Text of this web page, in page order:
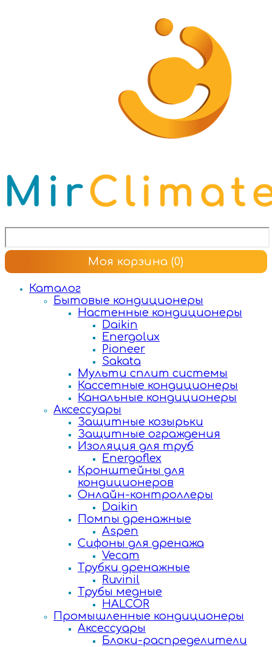
Моя корзина (0)
Каталог
Бытовые кондиционеры
Настенные кондиционеры
Daikin
Energolux
Pioneer
Sakata
Мульти сплит системы
Кассетные кондиционеры
Канальные кондиционеры
Аксессуары
Защитные козырьки
Защитные ограждения
Изоляция для труб
Energoflex
Кронштейны для
кондиционеров
Онлайн-контроллеры
Daikin
Помпы дренажные
Aspen
Сифоны для дренажа
Vecam
Трубки дренажные
Ruvinil
Трубы медные
HALCOR
Промышленные кондиционеры
Аксессуары
Блоки-распределители